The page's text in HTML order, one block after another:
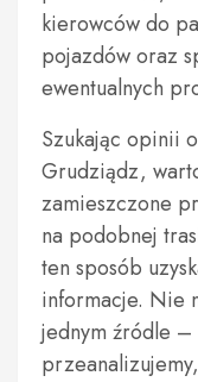
kierowców do
pojazdów oraz
ewentualnych
Szukając opinii
Grudziądz,
zamieszczone
na podobnej
ten sposób
informacje. Nie
jednym źródle